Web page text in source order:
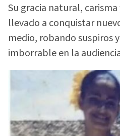
Su gracia natural,
llevado a conquistar
medio, robando suspiros
imborrable en la